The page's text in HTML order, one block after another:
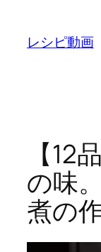
レシピ動画
【12
の味
煮の